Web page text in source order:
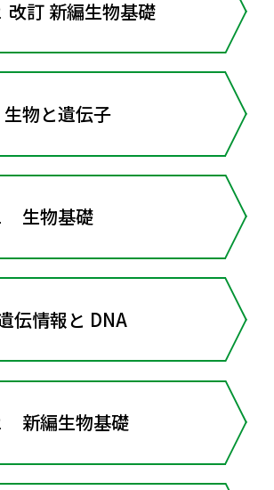
改訂 新編生物基礎
物と遺伝子
生物基礎
伝情報と DNA
新編生物基礎